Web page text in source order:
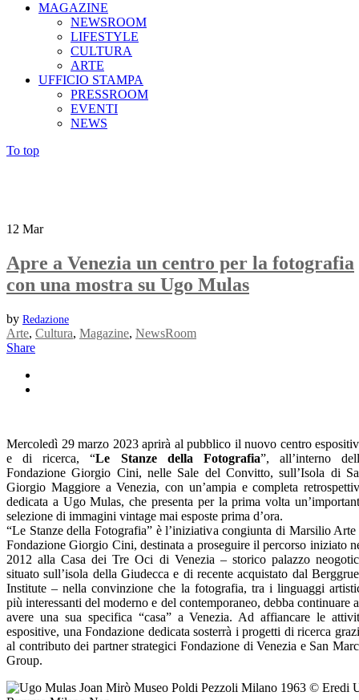
MAGAZINE
NEWSROOM
LIFESTYLE
CULTURA
ARTE
UFFICIO STAMPA
PRESSROOM
EVENTI
NEWS
To top
12 Mar
Apre a Venezia un centro per la fotografia
con una mostra su Ugo Mulas
by Redazione
Arte, Cultura, Magazine, NewsRoom
Share
Mercoledì 29 marzo 2023 aprirà al pubblico il nuovo centro
e di ricerca, “Le Stanze della Fotografia”, all’interno
Fondazione Giorgio Cini, nelle Sale del Convitto, sull’Isola di
Giorgio Maggiore a Venezia, con un’ampia e completa
dedicata a Ugo Mulas, che presenta per la prima volta
selezione di immagini vintage mai esposte prima d’ora.
“Le Stanze della Fotografia” è l’iniziativa congiunta di Marsilio Arte
Fondazione Giorgio Cini, destinata a proseguire il percorso iniziato
2012 alla Casa dei Tre Oci di Venezia – storico palazzo
situato sull’isola della Giudecca e di recente acquistato dal
Institute – nella convinzione che la fotografia, tra i linguaggi
più interessanti del moderno e del contemporaneo, debba continuare
avere una sua specifica “casa” a Venezia. Ad affiancare le
espositive, una Fondazione dedicata sosterrà i progetti di ricerca
al contributo dei partner strategici Fondazione di Venezia e San
Group.